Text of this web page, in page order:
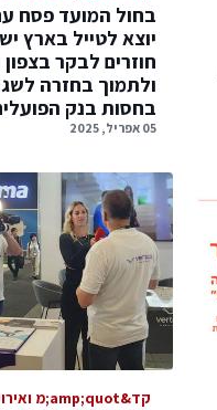
בחול המועד פסח
יוצא לטייל בארץ
חוזרים לבקר בצפון
ולתמוך בחזרה
בחסות בנק
05 אפריל, 2025
קד&amp;quot;מ ואירועים